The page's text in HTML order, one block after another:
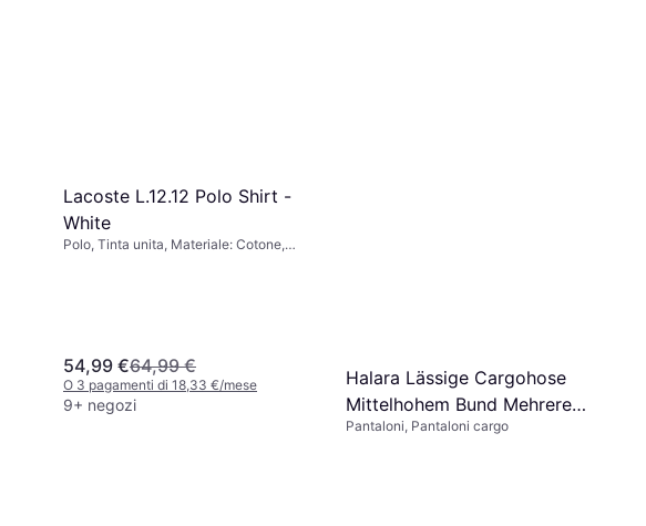
Lacoste L.12.12 Polo Shirt -
White
Polo, Tinta unita, Materiale: Cotone,
54,99 €64,99 €
O 3 pagamenti di 18,33 €/mese
9+ negozi
Halara Lässige Cargohose
Mittelhohem Bund Mehreren
Taschen Gerolltem Saum -
Pantaloni, Pantaloni cargo